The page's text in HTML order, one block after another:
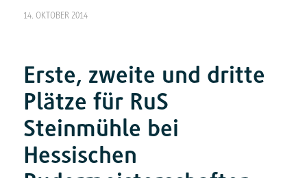
14. OKTOBER 2014
Erste, zweite und dritte
Plätze für RuS
Steinmühle bei
Hessischen